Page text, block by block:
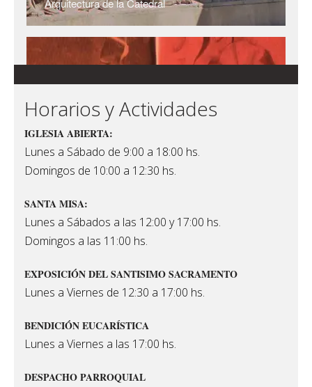
Horarios y Actividades
IGLESIA ABIERTA:
Lunes a Sábado de 9:00 a 18:00 hs.
Domingos de 10:00 a 12:30 hs.
SANTA MISA:
Lunes a Sábados a las 12:00 y 17:00 hs.
Domingos a las 11:00 hs.
EXPOSICIÓN DEL SANTISIMO SACRAMENTO
Lunes a Viernes de 12:30 a 17:00 hs.
BENDICIÓN EUCARÍSTICA
Lunes a Viernes a las 17:00 hs.
DESPACHO PARROQUIAL